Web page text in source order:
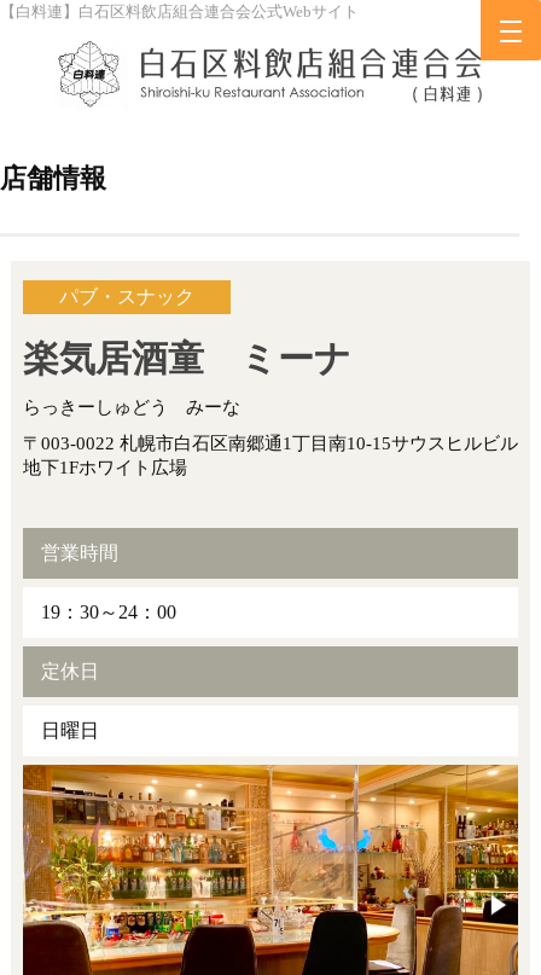
【白料連】白石区料飲店組合連合会公式Webサイト
店舗情報
パブ・スナック
楽気居酒童 ミーナ
らっきーしゅどう みーな
〒003-0022 札幌市白石区南郷通1丁目南10-15サウスヒルビル
地下1Fホワイト広場
営業時間
19：30～24：00
定休日
日曜日